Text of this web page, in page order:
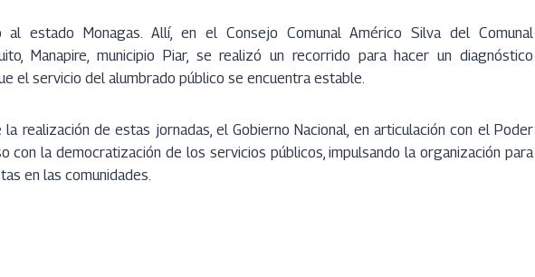
al estado Monagas. Allí, en el Consejo Comunal Américo Silva del Comunal
Manapire, municipio Piar, se realizó un recorrido para hacer un diagnóstico
el servicio del alumbrado público se encuentra estable.
realización de estas jornadas, el Gobierno Nacional, en articulación con el Poder
con la democratización de los servicios públicos, impulsando la organización para
en las comunidades.